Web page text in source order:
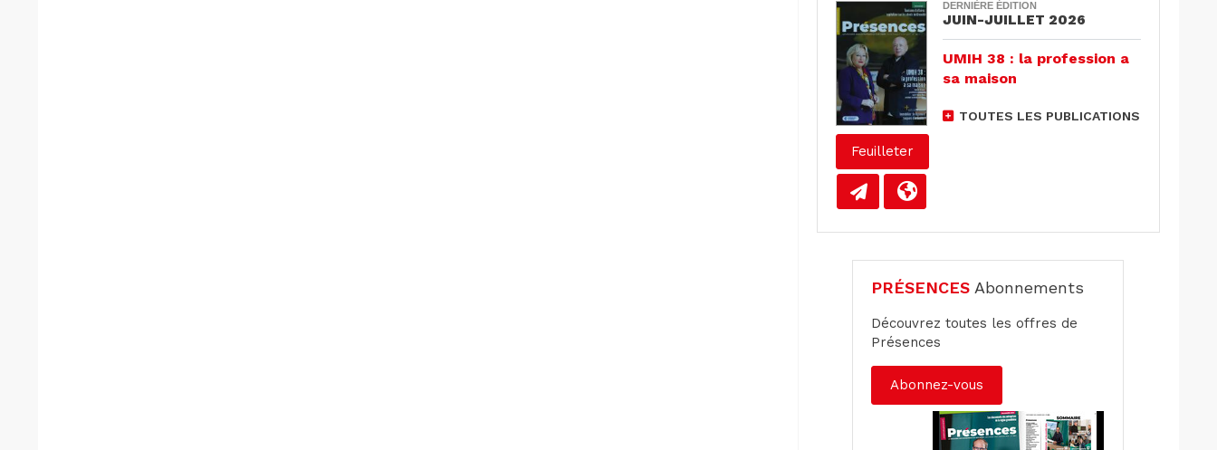
Feuilleter
DERNIÈRE ÉDITION
JUIN-JUILLET 2026
UMIH 38 : la profession a
sa maison
TOUTES LES PUBLICATIONS
PRÉSENCES Abonnements
Découvrez toutes les offres de
Présences
Abonnez-vous